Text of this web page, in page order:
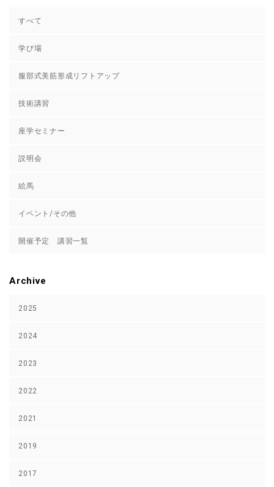
すべて
学び場
服部式美筋形成リフトアップ
技術講習
座学セミナー
説明会
絵馬
イベント/その他
開催予定 講習一覧
Archive
2025
2024
2023
2022
2021
2019
2017